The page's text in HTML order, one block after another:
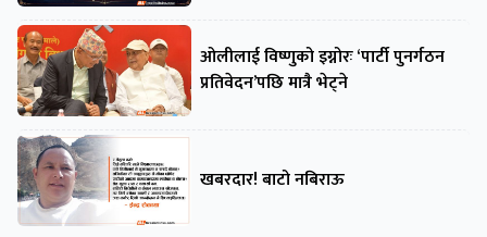
ओलीलाई विष्णुको इग्नोरः ‘पार्टी पुनर्गठन
प्रतिवेदन’पछि मात्रै भेट्ने
खबरदार! बाटो नबिराऊ